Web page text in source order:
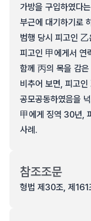
가방을 구입하였다
부근에 대기하기로
범행 당시 피고인
피고인 甲에게서 연
함께 丙의 목을 감
비추어 보면, 피고
공모공동하였음을
甲에게 징역 30년,
사례.
참조조문
형법 제30조, 제